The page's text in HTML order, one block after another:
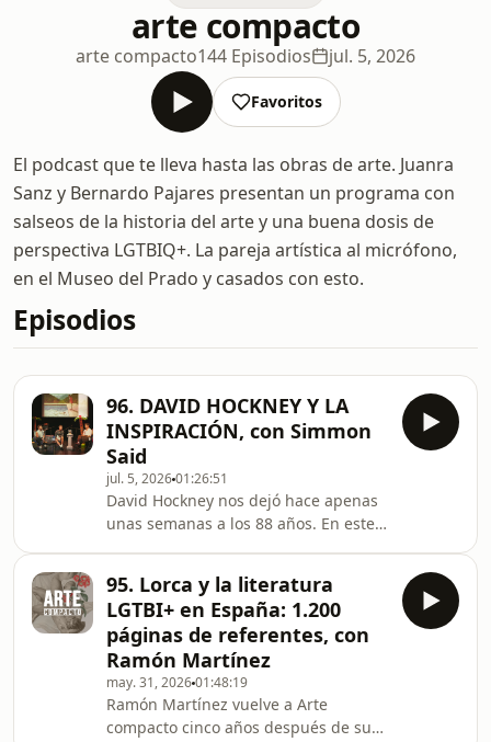
arte compacto
arte compacto144 Episodios jul. 5, 2026
Favoritos
El podcast que te lleva hasta las obras de arte. Juanra
Sanz y Bernardo Pajares presentan un programa con
salseos de la historia del arte y una buena dosis de
perspectiva LGTBIQ+. La pareja artística al micrófono,
en el Museo del Prado y casados con esto.
Episodios
96. DAVID HOCKNEY Y LA
INSPIRACIÓN, con Simmon
Said
jul. 5, 202601:26:51
David Hockney nos dejó hace apenas
unas semanas a los 88 años. En este
nuestro amigo el artista Simmon Said,
fan absoluto de Hockney, para
celebrar la creatividad, la libertad y el
legado de uno de los pintores más
importantes del arte
contemporáneo.En este episodio
hablamos del artista británico David
95. Lorca y la literatura
LGTBI+ en España: 1.200
páginas de referentes, con
Ramón Martínez
may. 31, 202601:48:19
Ramón Martínez vuelve a Arte
compacto cinco años después de su